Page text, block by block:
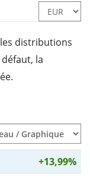
distributions
la
+13,99%